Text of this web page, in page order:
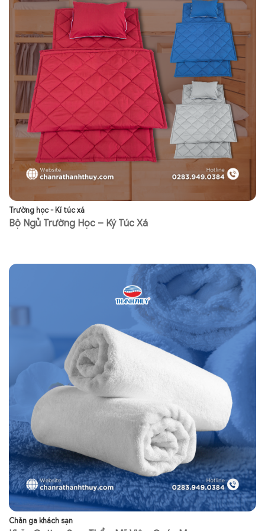
Trường học - Kí túc xá
Bộ Ngủ Trường Học – Ký Túc Xá
Chăn ga khách sạn